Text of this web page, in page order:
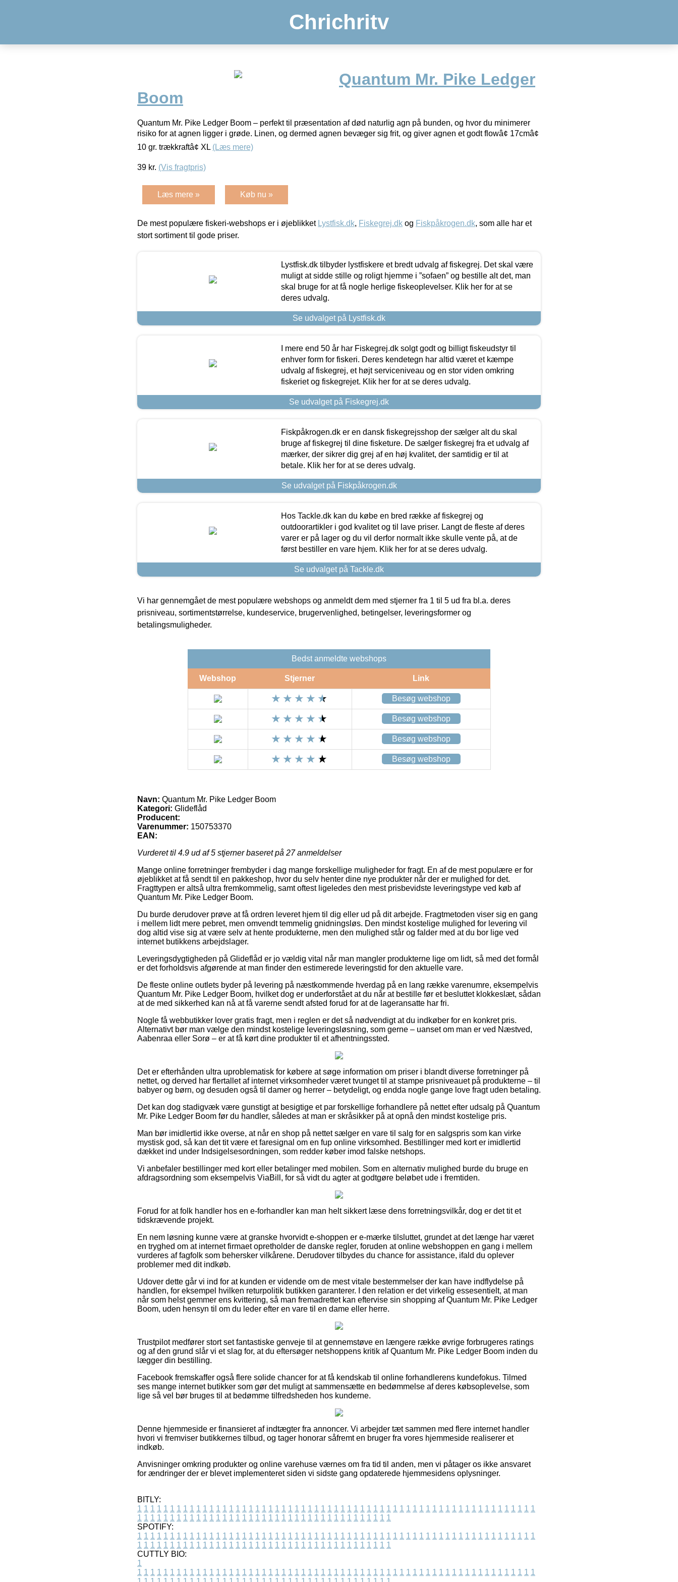
Chrichritv
Quantum Mr. Pike Ledger
Boom
Quantum Mr. Pike Ledger Boom – perfekt til præsentation af død naturlig agn på bunden, og hvor du minimerer
risiko for at agnen ligger i grøde. Linen, og dermed agnen bevæger sig frit, og giver agnen et godt flowâ¢ 17cmâ¢
10 gr. trækkraftâ¢ XL (Læs mere)
39 kr. (Vis fragtpris)
Læs mere » Køb nu »
De mest populære fiskeri-webshops er i øjeblikket Lystfisk.dk, Fiskegrej.dk og Fiskpåkrogen.dk, som alle har et
stort sortiment til gode priser.
Lystfisk.dk tilbyder lystfiskere et bredt udvalg af fiskegrej. Det skal være
muligt at sidde stille og roligt hjemme i ”sofaen” og bestille alt det, man
skal bruge for at få nogle herlige fiskeoplevelser. Klik her for at se
deres udvalg.
Se udvalget på Lystfisk.dk
I mere end 50 år har Fiskegrej.dk solgt godt og billigt fiskeudstyr til
enhver form for fiskeri. Deres kendetegn har altid været et kæmpe
udvalg af fiskegrej, et højt serviceniveau og en stor viden omkring
fiskeriet og fiskegrejet. Klik her for at se deres udvalg.
Se udvalget på Fiskegrej.dk
Fiskpåkrogen.dk er en dansk fiskegrejsshop der sælger alt du skal
bruge af fiskegrej til dine fisketure. De sælger fiskegrej fra et udvalg af
mærker, der sikrer dig grej af en høj kvalitet, der samtidig er til at
betale. Klik her for at se deres udvalg.
Se udvalget på Fiskpåkrogen.dk
Hos Tackle.dk kan du købe en bred række af fiskegrej og
outdoorartikler i god kvalitet og til lave priser. Langt de fleste af deres
varer er på lager og du vil derfor normalt ikke skulle vente på, at de
først bestiller en vare hjem. Klik her for at se deres udvalg.
Se udvalget på Tackle.dk
Vi har gennemgået de mest populære webshops og anmeldt dem med stjerner fra 1 til 5 ud fra bl.a. deres
prisniveau, sortimentstørrelse, kundeservice, brugervenlighed, betingelser, leveringsformer og
betalingsmuligheder.
Bedst anmeldte webshops
Webshop Stjerner Link
Besøg webshop
Besøg webshop
Besøg webshop
Besøg webshop
Navn: Quantum Mr. Pike Ledger Boom
Kategori: Glideflåd
Producent:
Varenummer: 150753370
EAN:
Vurderet til 4.9 ud af 5 stjerner baseret på 27anmeldelser
Mange online forretninger frembyder i dag mange forskellige muligheder for fragt. En af de mest populære er for
øjeblikket at få sendt til en pakkeshop, hvor du selv henter dine nye produkter når der er mulighed for det.
Fragttypen er altså ultra fremkommelig, samt oftest ligeledes den mest prisbevidste leveringstype ved køb af
Quantum Mr. Pike Ledger Boom.
Du burde derudover prøve at få ordren leveret hjem til dig eller ud på dit arbejde. Fragtmetoden viser sig en gang
i mellem lidt mere pebret, men omvendt temmelig gnidningsløs. Den mindst kostelige mulighed for levering vil
dog altid vise sig at være selv at hente produkterne, men den mulighed står og falder med at du bor lige ved
internet butikkens arbejdslager.
Leveringsdygtigheden på Glideflåd er jo vældig vital når man mangler produkterne lige om lidt, så med det formål
er det forholdsvis afgørende at man finder den estimerede leveringstid for den aktuelle vare.
De fleste online outlets byder på levering på næstkommende hverdag på en lang række varenumre, eksempelvis
Quantum Mr. Pike Ledger Boom, hvilket dog er underforstået at du når at bestille før et besluttet klokkeslæt, sådan
at de med sikkerhed kan nå at få varerne sendt afsted forud for at de lageransatte har fri.
Nogle få webbutikker lover gratis fragt, men i reglen er det så nødvendigt at du indkøber for en konkret pris.
Alternativt bør man vælge den mindst kostelige leveringsløsning, som gerne – uanset om man er ved Næstved,
Aabenraa eller Sorø – er at få kørt dine produkter til et afhentningssted.
Det er efterhånden ultra uproblematisk for købere at søge information om priser i blandt diverse forretninger på
nettet, og derved har flertallet af internet virksomheder været tvunget til at stampe prisniveauet på produkterne – til
babyer og børn, og desuden også til damer og herrer – betydeligt, og endda nogle gange love fragt uden betaling.
Det kan dog stadigvæk være gunstigt at besigtige et par forskellige forhandlere på nettet efter udsalg på Quantum
Mr. Pike Ledger Boom før du handler, således at man er skråsikker på at opnå den mindst kostelige pris.
Man bør imidlertid ikke overse, at når en shop på nettet sælger en vare til salg for en salgspris som kan virke
mystisk god, så kan det tit være et faresignal om en fup online virksomhed. Bestillinger med kort er imidlertid
dækket ind under Indsigelsesordningen, som redder køber imod falske netshops.
Vi anbefaler bestillinger med kort eller betalinger med mobilen. Som en alternativ mulighed burde du bruge en
afdragsordning som eksempelvis ViaBill, for så vidt du agter at godtgøre beløbet ude i fremtiden.
Forud for at folk handler hos en e-forhandler kan man helt sikkert læse dens forretningsvilkår, dog er det tit et
tidskrævende projekt.
En nem løsning kunne være at granske hvorvidt e-shoppen er e-mærke tilsluttet, grundet at det længe har været
en tryghed om at internet firmaet opretholder de danske regler, foruden at online webshoppen en gang i mellem
vurderes af fagfolk som behersker vilkårene. Derudover tilbydes du chance for assistance, ifald du oplever
problemer med dit indkøb.
Udover dette går vi ind for at kunden er vidende om de mest vitale bestemmelser der kan have indflydelse på
handlen, for eksempel hvilken returpolitik butikken garanterer. I den relation er det virkelig essesentielt, at man
når som helst gemmer ens kvittering, så man fremadrettet kan eftervise sin shopping af Quantum Mr. Pike Ledger
Boom, uden hensyn til om du leder efter en vare til en dame eller herre.
Trustpilot medfører stort set fantastiske genveje til at gennemstøve en længere række øvrige forbrugeres ratings
og af den grund slår vi et slag for, at du eftersøger netshoppens kritik af Quantum Mr. Pike Ledger Boom inden du
lægger din bestilling.
Facebook fremskaffer også flere solide chancer for at få kendskab til online forhandlerens kundefokus. Tilmed
ses mange internet butikker som gør det muligt at sammensætte en bedømmelse af deres købsoplevelse, som
lige så vel bør bruges til at bedømme tilfredsheden hos kunderne.
Denne hjemmeside er finansieret af indtægter fra annoncer. Vi arbejder tæt sammen med flere internet handler
hvori vi fremviser butikkernes tilbud, og tager honorar såfremt en bruger fra vores hjemmeside realiserer et
indkøb.
Anvisninger omkring produkter og online varehuse værnes om fra tid til anden, men vi påtager os ikke ansvaret
for ændringer der er blevet implementeret siden vi sidste gang opdaterede hjemmesidens oplysninger.
BITLY:
1 1 1 1 1 1 1 1 1 1 1 1 1 1 1 1 1 1 1 1 1 1 1 1 1 1 1 1 1 1 1 1 1 1 1 1 1 1 1 1 1 1 1 1 1 1 1 1 1 1 1 1 1 1 1 1 1 1 1 1 1
1 1 1 1 1 1 1 1 1 1 1 1 1 1 1 1 1 1 1 1 1 1 1 1 1 1 1 1 1 1 1 1 1 1 1 1 1 1 1
SPOTIFY:
1 1 1 1 1 1 1 1 1 1 1 1 1 1 1 1 1 1 1 1 1 1 1 1 1 1 1 1 1 1 1 1 1 1 1 1 1 1 1 1 1 1 1 1 1 1 1 1 1 1 1 1 1 1 1 1 1 1 1 1 1
1 1 1 1 1 1 1 1 1 1 1 1 1 1 1 1 1 1 1 1 1 1 1 1 1 1 1 1 1 1 1 1 1 1 1 1 1 1 1
CUTTLY BIO:
1
1 1 1 1 1 1 1 1 1 1 1 1 1 1 1 1 1 1 1 1 1 1 1 1 1 1 1 1 1 1 1 1 1 1 1 1 1 1 1 1 1 1 1 1 1 1 1 1 1 1 1 1 1 1 1 1 1 1 1 1 1